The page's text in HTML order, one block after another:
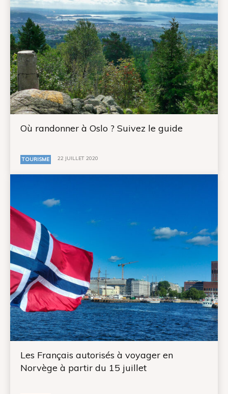
Où randonner à Oslo ? Suivez le guide
TOURISME 22 JUILLET 2020
Les Français autorisés à voyager en
Norvège à partir du 15 juillet